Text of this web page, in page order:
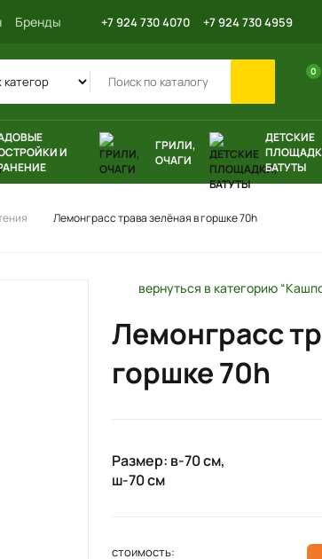
Бренды +7 924 730 4070 +7 924 730 4959
0
И
ГРИЛИ,
ОЧАГИ
ДЕТСКИЕ
БАТУТЫ
Лемонграсс трава зелёная в горшке 70h
вернуться в категорию
Лемонграсс
горшке 70h
Размер: в-70 см,
ш-70 см
стоимость: